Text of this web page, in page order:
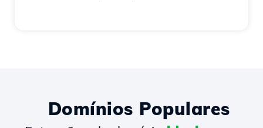
Domínios Populares